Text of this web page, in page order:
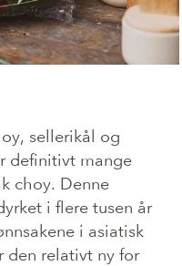
sellerikål og
definitivt mange
choy. Denne
i flere tusen år
i asiatisk
den relativt ny for